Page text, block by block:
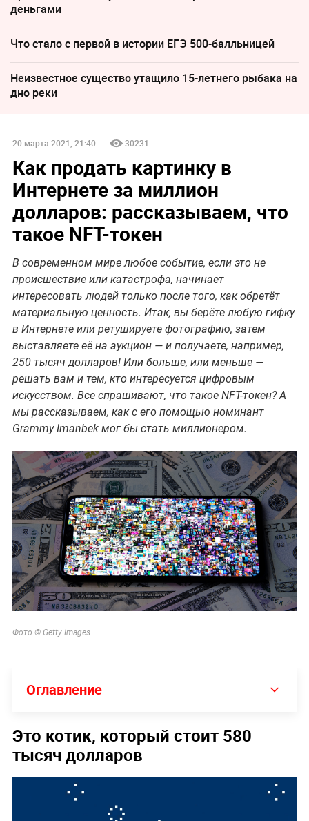
деньгами
Что стало с первой в истории ЕГЭ 500-балльницей
Неизвестное существо утащило 15-летнего рыбака на
дно реки
20 марта 2021, 21:40 30231
Как продать картинку в
Интернете за миллион
долларов: рассказываем, что
такое NFT-токен
В современном мире любое событие, если это не
происшествие или катастрофа, начинает
интересовать людей только после того, как обретёт
материальную ценность. Итак, вы берёте любую гифку
в Интернете или ретушируете фотографию, затем
выставляете её на аукцион — и получаете, например,
250 тысяч долларов! Или больше, или меньше —
решать вам и тем, кто интересуется цифровым
искусством. Все спрашивают, что такое NFT-токен? А
мы рассказываем, как с его помощью номинант
Grammy Imanbek мог бы стать миллионером.
Фото © Getty Images
Оглавление
Это котик, который стоит 580
тысяч долларов